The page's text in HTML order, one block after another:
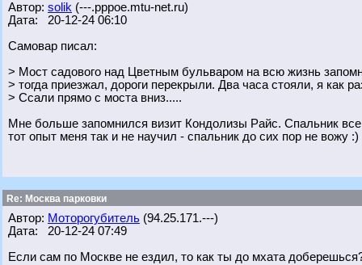
Автор: solik (---.pppoe.mtu-net.ru)
Дата: 20-12-24 06:10
Самовар писал:
> Мост садового над Цветным бульваром на всю жизнь
> тогда приезжал, дороги перекрыли. Два часа стояли, я как
> Ссали прямо с моста вниз.....
Мне больше запомнился визит Кондолизы Райс. Спальник
тот опыт меня так и не научил - спальник до сих пор не вожу :)
Re: Москва парковки
Автор: Моторогубитель (94.25.171.---)
Дата: 20-12-24 07:49
Если сам по Москве не ездил, то как ты до мхата